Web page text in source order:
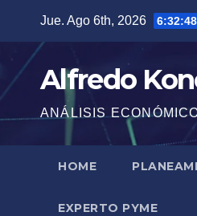
contenido
Jue. Ago 6th, 2026
Alfredo
ANÁLISIS
HOME
EXPERTO PYME